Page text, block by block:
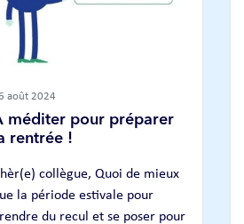
août 2024
méditer pour préparer
rentrée !
collègue, Quoi de mieux
la période estivale pour
du recul et se poser pour